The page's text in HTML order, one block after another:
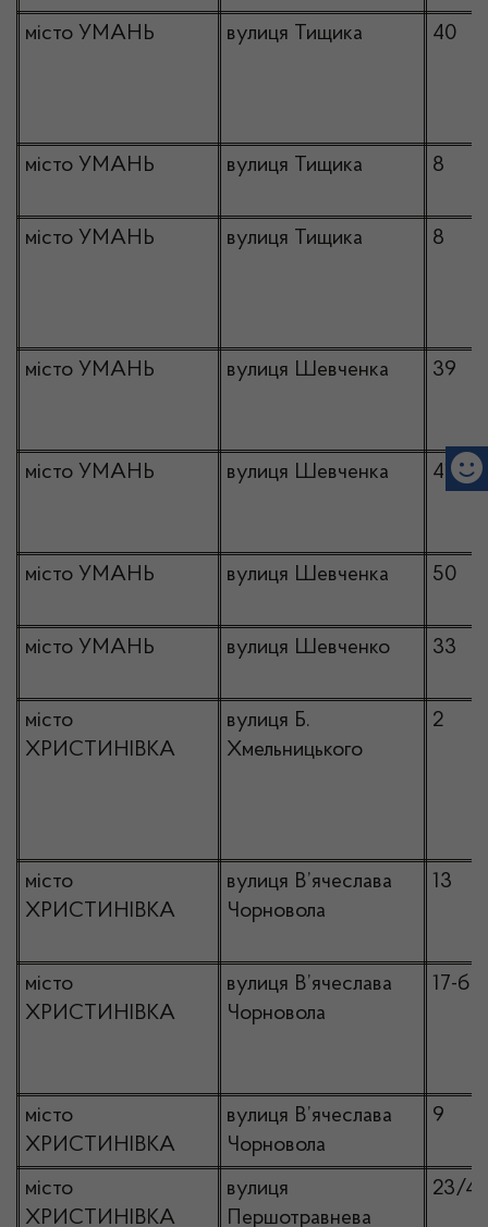
місто УМАНЬ вулиця Тищика 40
місто УМАНЬ вулиця Тищика 8
місто УМАНЬ вулиця Тищика 8
місто УМАНЬ вулиця Шевченка 39
місто УМАНЬ вулиця Шевченка 41
місто УМАНЬ вулиця Шевченка 50
місто УМАНЬ вулиця Шевченко 33
місто
ХРИСТИНІВКА
вулиця Б.
Хмельницького
2
місто
ХРИСТИНІВКА
вулиця В’ячеслава
Чорновола
13
місто
ХРИСТИНІВКА
вулиця В’ячеслава
Чорновола
17-б
місто
ХРИСТИНІВКА
вулиця В’ячеслава
Чорновола
9
місто
ХРИСТИНІВКА
вулиця
Першотравнева
23/46